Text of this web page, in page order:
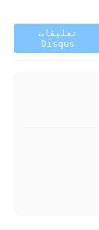
تعليقات
Disqus